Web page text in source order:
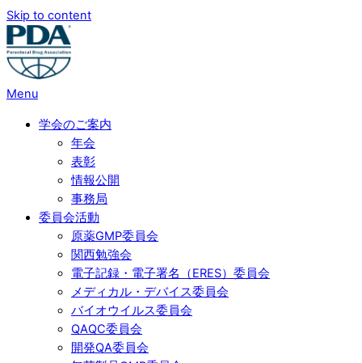
Skip to content
Menu
学会のご案内
年会
表彰
情報公開
事務局
委員会活動
原薬GMP委員会
関西勉強会
電子記録・電子署名（ERES）委員会
メディカル・デバイス委員会
バイオウイルス委員会
QAQC委員会
開発QA委員会